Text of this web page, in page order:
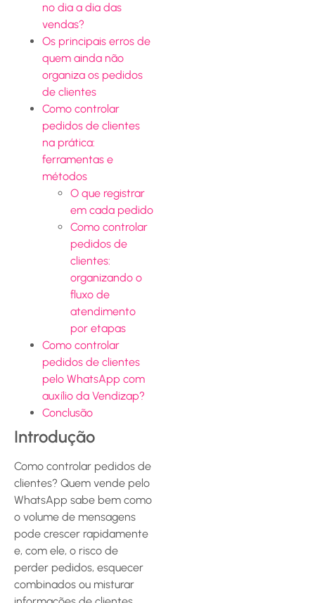
no dia a dia das
vendas?
Os principais erros de
quem ainda não
organiza os pedidos
de clientes
Como controlar
pedidos de clientes
na prática:
ferramentas e
métodos
O que registrar
em cada pedido
Como controlar
pedidos de
clientes:
organizando o
fluxo de
atendimento
por etapas
Como controlar
pedidos de clientes
pelo WhatsApp com
auxílio da Vendizap?
Conclusão
Introdução
Como controlar pedidos de
clientes? Quem vende pelo
WhatsApp sabe bem como
o volume de mensagens
pode crescer rapidamente
e, com ele, o risco de
perder pedidos, esquecer
combinados ou misturar